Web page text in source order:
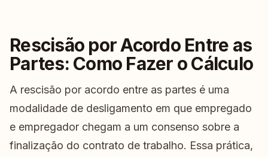
Rescisão por Acordo Entre as
Partes: Como Fazer o Cálculo
A rescisão por acordo entre as partes é uma
modalidade de desligamento em que empregado
e empregador chegam a um consenso sobre a
finalização do contrato de trabalho. Essa prática,